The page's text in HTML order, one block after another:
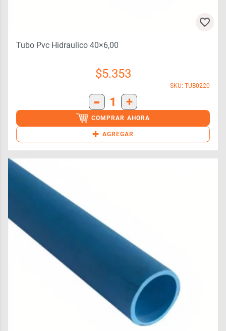
Tubo Pvc Hidraulico 40×6,00
$5.353
SKU: TUB0220
- 1 +
COMPRAR AHORA
+ AGREGAR